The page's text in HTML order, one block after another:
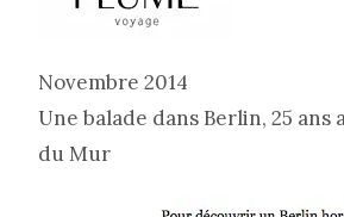
Novembre 2014
Une balade dans Berlin, 25 ans
du Mur